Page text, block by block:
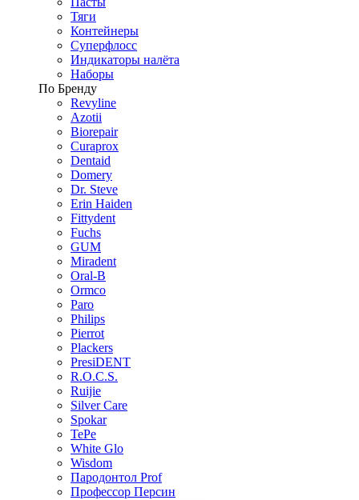
Тяги
Контейнеры
Суперфлосс
Индикаторы налёта
Наборы
По Бренду
Revyline
Azotii
Biorepair
Curaprox
Dentaid
Domery
Dr. Steve
Erin Haiden
Fittydent
Fuchs
GUM
Miradent
Oral-B
Ormco
Paro
Philips
Pierrot
Plackers
PresiDENT
R.O.C.S.
Ruijie
Silver Care
Spokar
TePe
White Glo
Wisdom
Пародонтол Prof
Профессор Персин